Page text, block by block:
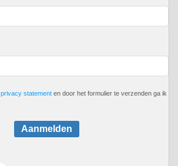
privacy statement en door het formulier te verzenden ga ik
Aanmelden